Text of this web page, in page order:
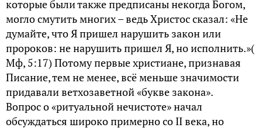
которые были также предписаны некогда Богом,
могло смутить многих – ведь Христос сказал: «Не
думайте, что Я пришел нарушить закон или
пророков: не нарушить пришел Я, но исполнить.»(
Мф, 5:17) Потому первые христиане, признавая
Писание, тем не менее, всё меньше значимости
придавали ветхозаветной «букве закона».
Вопрос о «ритуальной нечистоте» начал
обсуждаться широко примерно со II века, но